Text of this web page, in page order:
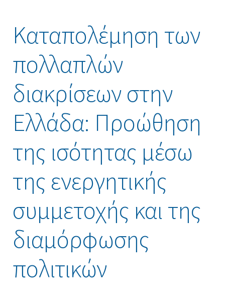
Καταπολέμηση των
πολλαπλών
διακρίσεων στην
Ελλάδα: Προώθηση
της ισότητας μέσω
της ενεργητικής
συμμετοχής και της
διαμόρφωσης
πολιτικών